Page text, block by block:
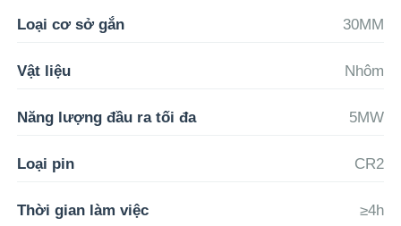
Loại cơ sở gắn 30MM
Vật liệu Nhôm
Năng lượng đầu ra tối đa 5MW
Loại pin CR2
Thời gian làm việc ≥4h